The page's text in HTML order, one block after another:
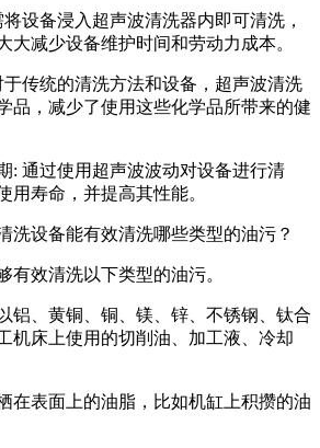
设备浸入超声波清洗器内即可清洗，
大减少设备维护时间和劳动力成本。
于传统的清洗方法和设备，超声波清洗
品，减少了使用这些化学品所带来的健
: 通过使用超声波波动对设备进行清
用寿命，并提高其性能。
洗设备能有效清洗哪些类型的油污？
有效清洗以下类型的油污。
铝、黄铜、铜、镁、锌、不锈钢、钛合
机床上使用的切削油、加工液、冷却
在表面上的油脂，比如机缸上积攒的油